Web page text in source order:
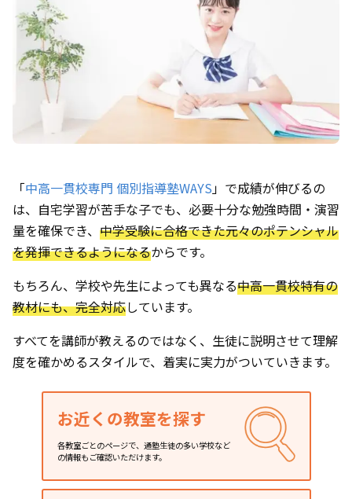
「中高一貫校専門 個別指導塾WAYS」で成績が伸びるの
は、自宅学習が苦手な子でも、必要十分な勉強時間・演習
量を確保でき、 中学受験に合格できた元々のポテンシャル
を発揮できるようになるからです。
もちろん、学校や先生によっても異なる中高一貫校特有の
教材にも、完全対応しています。
すべてを講師が教えるのではなく、生徒に説明させて理解
度を確かめるスタイルで、着実に実力がついていきます。
お近くの教室を探す
各教室ごとのページで、通塾生徒の多い学校など
の情報もご確認いただけます。